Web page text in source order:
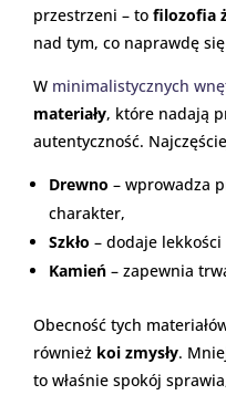
przestrzeni – to filozofia
nad tym, co naprawdę
W minimalistycznych
materiały, które nadają
autentyczność.
Drewno – wprowadza
charakter,
Szkło – dodaje
Kamień – zapewnia
Obecność tych
również koi zmysły.
to właśnie spokój